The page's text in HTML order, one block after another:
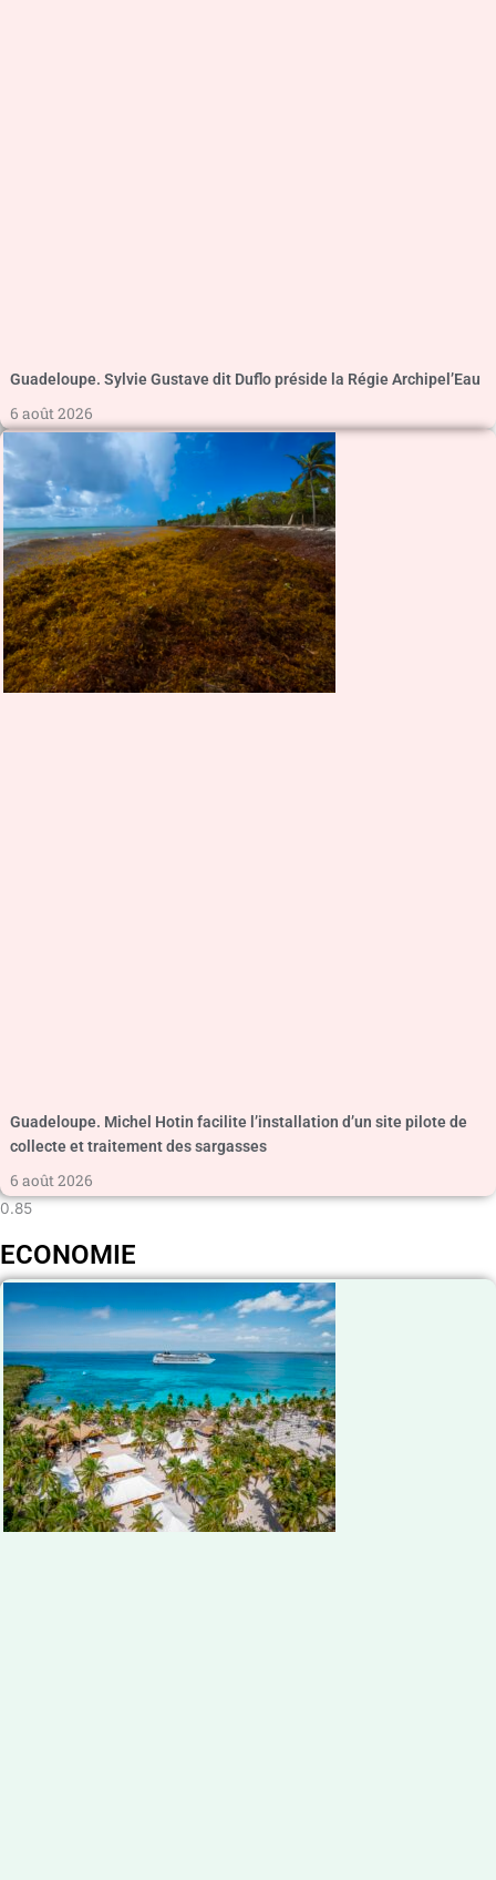
Guadeloupe. Sylvie Gustave dit Duflo préside la Régie Archipel’Eau
6 août 2026
Guadeloupe. Michel Hotin facilite l’installation d’un site pilote de
collecte et traitement des sargasses
6 août 2026
ECONOMIE